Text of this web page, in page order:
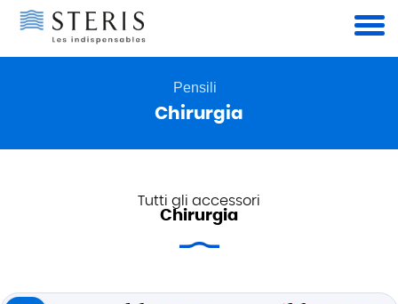
Pensili
Chirurgia
Tutti gli accessori
Chirurgia
Pannello di gestione dei cookies